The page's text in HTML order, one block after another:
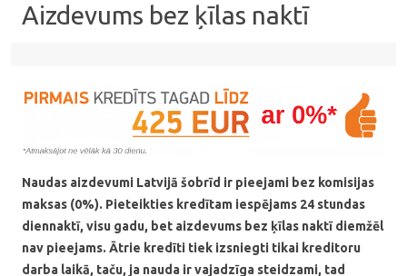
Aizdevums bez ķīlas naktī
Naudas aizdevumi Latvijā šobrīd ir pieejami bez komisijas
maksas (0%). Pieteikties kredītam iespējams 24 stundas
diennaktī, visu gadu, bet aizdevums bez ķīlas naktī diemžēl
nav pieejams. Ātrie kredīti tiek izsniegti tikai kreditoru
darba laikā, taču, ja nauda ir vajadzīga steidzami, tad